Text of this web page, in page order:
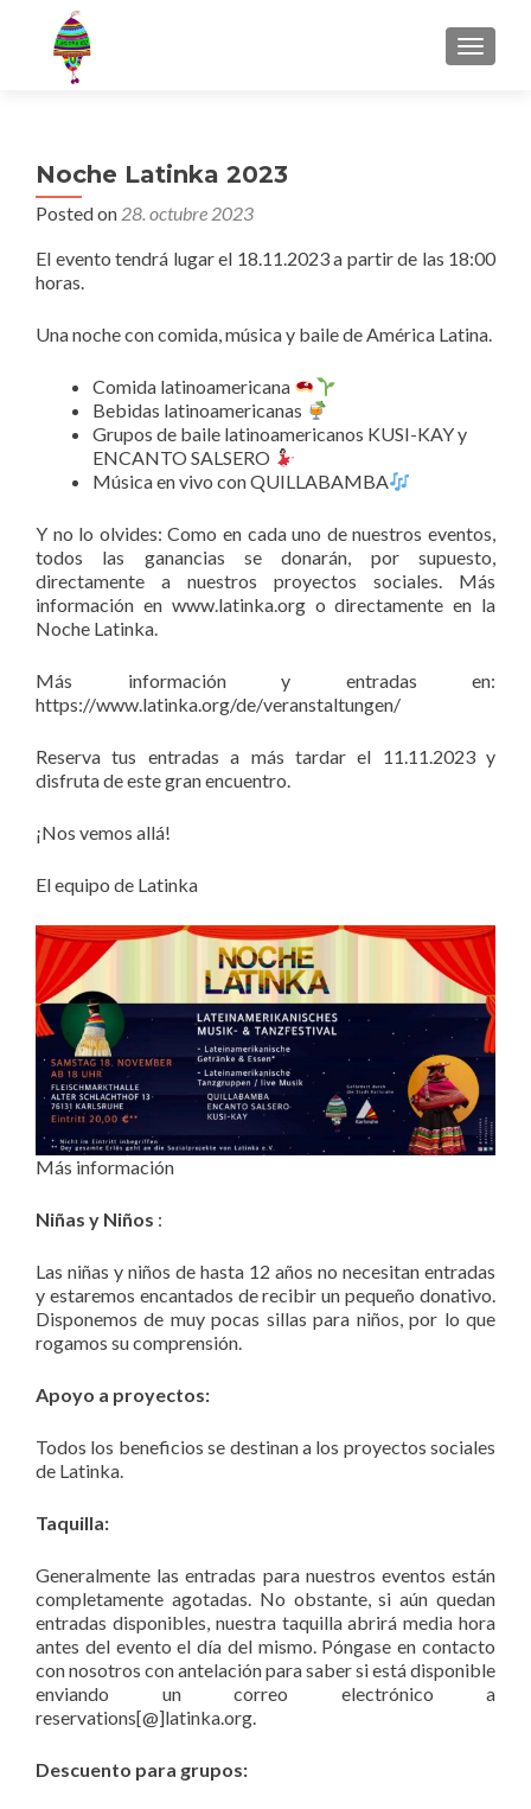
MENU
Noche Latinka 2023
Posted on 28. octubre 2023
El evento tendrá lugar el 18.11.2023 a partir de las 18:00
horas.
Una noche con comida, música y baile de América Latina.
Comida latinoamericana
Bebidas latinoamericanas
Grupos de baile latinoamericanos KUSI-KAY y
ENCANTO SALSERO
Música en vivo con QUILLABAMBA
Y no lo olvides: Como en cada uno de nuestros eventos,
todos las ganancias se donarán, por supuesto,
directamente a nuestros proyectos sociales. Más
información en www.latinka.org o directamente en la
Noche Latinka.
Más información y entradas en:
https://www.latinka.org/de/veranstaltungen/
Reserva tus entradas a más tardar el 11.11.2023 y
disfruta de este gran encuentro.
¡Nos vemos allá!
El equipo de Latinka
Más información
Niñas y Niños :
Las niñas y niños de hasta 12 años no necesitan entradas
y estaremos encantados de recibir un pequeño donativo.
Disponemos de muy pocas sillas para niños, por lo que
rogamos su comprensión.
Apoyo a proyectos:
Todos los beneficios se destinan a los proyectos sociales
de Latinka.
Taquilla:
Generalmente las entradas para nuestros eventos están
completamente agotadas. No obstante, si aún quedan
entradas disponibles, nuestra taquilla abrirá media hora
antes del evento el día del mismo. Póngase en contacto
con nosotros con antelación para saber si está disponible
enviando un correo electrónico a
reservations[@]latinka.org.
Descuento para grupos: